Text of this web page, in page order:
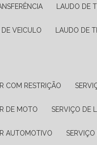
LAUDO DE
DE VEICULO LAUDO DE
COM RESTRIÇÃO
DE MOTO SERVIÇO DE
AUTOMOTIVO